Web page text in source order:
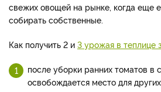
свежих овощей на рынке, когда еще
собирать собственные.
Как получить 2 и 3 урожая в теплице
после уборки ранних томатов в
освобождается место для